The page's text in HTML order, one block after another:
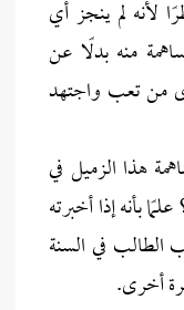
لأنه لم ينجز أي
منه بدلًا عن
من تعب واجتهد
هذا الزميل في
بأنه إذا أخبرته
الطالب في السنة
أخرى.